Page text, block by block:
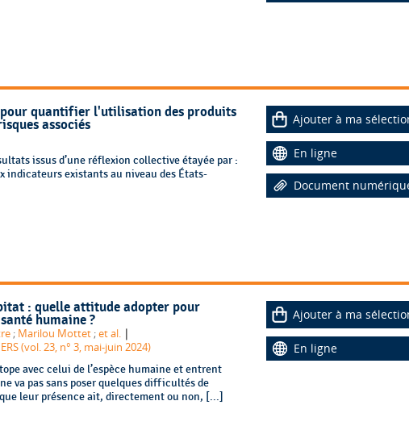
quantifier l'utilisation des produits
associés
issus d’une réflexion collective étayée par :
indicateurs existants au niveau des États-
Ajouter à ma
En ligne
Document
: quelle attitude adopter pour
humaine ?
; Marilou Mottet ;et al. |
(vol. 23, n° 3, mai-juin 2024)
avec celui de l’espèce humaine et entrent
va pas sans poser quelques difficultés de
leur présence ait, directement ou non, [...]
Ajouter à ma
En ligne